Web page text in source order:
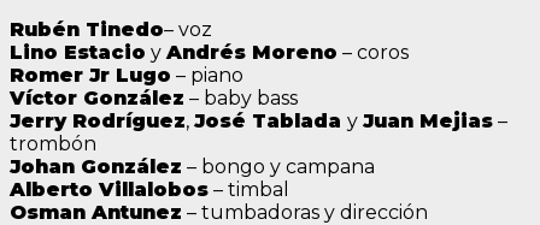
Rubén Tinedo– voz
Lino Estacio yAndrés Moreno – coros
Romer Jr Lugo – piano
Víctor González – baby bass
Jerry Rodríguez, José Tablada y Juan Mejias –
trombón
Johan González – bongo y campana
Alberto Villalobos – timbal
Osman Antunez – tumbadoras y dirección